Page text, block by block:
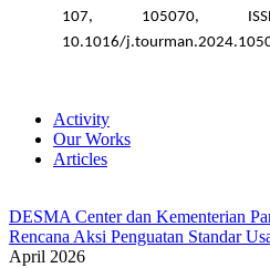
107, 105070,
10.1016/
Activity
Our Works
Articles
DESMA Center dan Kementerian
Rencana Aksi Penguatan Standar
April 2026